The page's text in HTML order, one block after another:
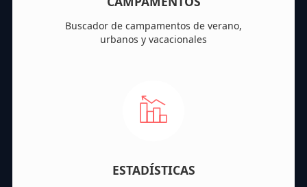
Buscador de campamentos de verano,
urbanos y vacacionales
ESTADÍSTICAS